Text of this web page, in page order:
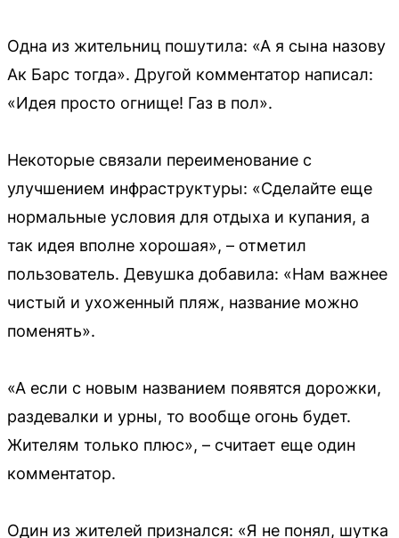
Одна из жительниц пошутила: «А я сына назову
Ак Барс тогда». Другой комментатор написал:
«Идея просто огнище! Газ в пол».
Некоторые связали переименование с
улучшением инфраструктуры: «Сделайте еще
нормальные условия для отдыха и купания, а
так идея вполне хорошая», – отметил
пользователь. Девушка добавила: «Нам важнее
чистый и ухоженный пляж, название можно
поменять».
«А если с новым названием появятся дорожки,
раздевалки и урны, то вообще огонь будет.
Жителям только плюс», – считает еще один
комментатор.
Один из жителей признался: «Я не понял, шутка